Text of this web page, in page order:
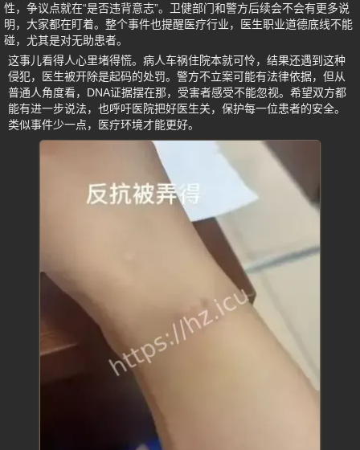
性，争议点就在“是否违背意志”。卫健部门和警方后续会不会有更多说
明，大家都在盯着。整个事件也提醒医疗行业，医生职业道德底线不能
碰，尤其是对无助患者。
这事儿看得人心里堵得慌。病人车祸住院本就可怜，结果还遇到这种
侵犯，医生被开除是起码的处罚。警方不立案可能有法律依据，但从
普通人角度看，DNA证据摆在那，受害者感受不能忽视。希望双方都
能有进一步说法，也呼吁医院把好医生关，保护每一位患者的安全。
类似事件少一点，医疗环境才能更好。